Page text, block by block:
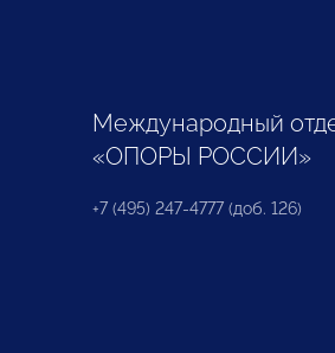
Международный
«ОПОРЫ РОССИИ»
+7 (495) 247-4777 (доб. 126)